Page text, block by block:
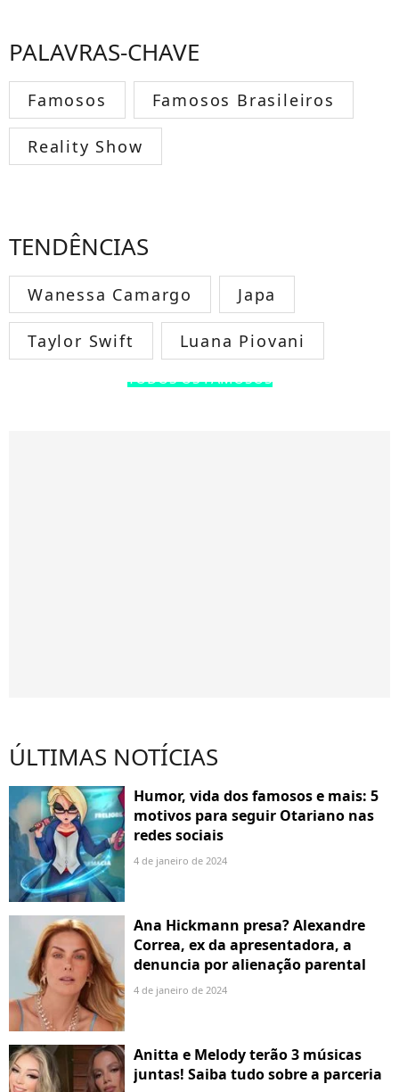
PALAVRAS-CHAVE
Famosos Famosos Brasileiros
Reality Show
TENDÊNCIAS
Wanessa Camargo Japa
Taylor Swift Luana Piovani
TODOS OS FAMOSOS
ÚLTIMAS NOTÍCIAS
Humor, vida dos famosos e mais: 5
motivos para seguir Otariano nas
redes sociais
4 de janeiro de 2024
Ana Hickmann presa? Alexandre
Correa, ex da apresentadora, a
denuncia por alienação parental
4 de janeiro de 2024
Anitta e Melody terão 3 músicas
juntas! Saiba tudo sobre a parceria